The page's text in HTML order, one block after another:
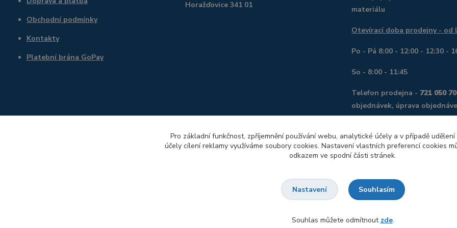
Obchodní podmínky
Kontakty
Platební brána GoPay
Horažďovice 341 01
materiálu
Otevírací doba prodejny - od
Po - Pá 8:00 - 12:00 - 12:30 -
So - 8:00 - 11:45
Telefon prodejna - 721 050
objednávek, úprava
mimo pracovní dobu do
382
Pro základní funkčnost, zpříjemnění používání webu, analytické účely a v případě
účely cílení reklamy využíváme soubory cookies. Nastavení vlastních preferencí cookies
odkazem ve spodní části stránek.
Nastavení Souhlasím
Souhlas můžete odmítnout zde.